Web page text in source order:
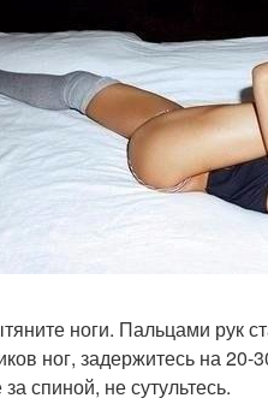
ноги. Пальцами рук
ног, задержитесь на 20-
спиной, не сутультесь.